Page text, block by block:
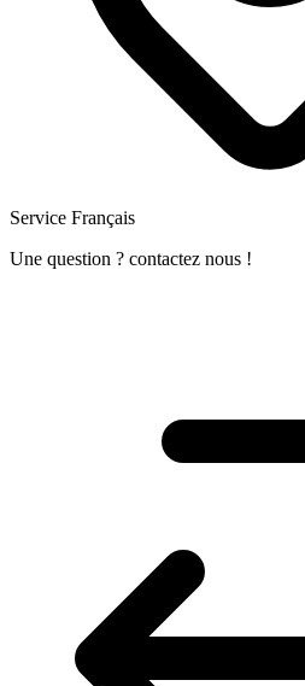
Service Français
Une question ? contactez nous !